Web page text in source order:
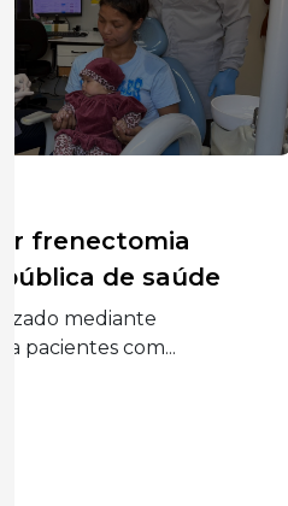
Cinema gratuito
cultura dos povos
Centro
Joaçaba
“Cineclube Vozes